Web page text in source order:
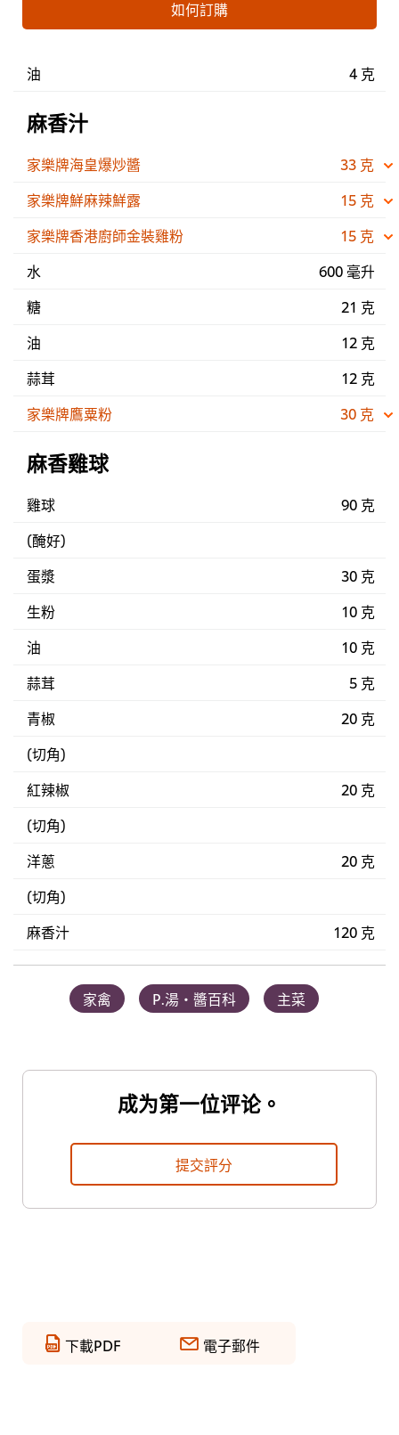
如何訂購
油 4 克
麻香汁
家樂牌海皇爆炒醬
33 克
家樂牌鮮麻辣鮮露
15 克
家樂牌香港廚師金裝雞粉
15 克
水
600 毫升
糖
21 克
油
12 克
蒜茸
12 克
家樂牌鷹粟粉
30 克
麻香雞球
雞球
90 克
(醃好)
蛋漿
30 克
生粉
10 克
油
10 克
蒜茸
5 克
青椒
20 克
(切角)
紅辣椒
20 克
(切角)
洋蔥
20 克
(切角)
麻香汁
120 克
家禽 P.湯‧醬百科 主菜
成为第一位评论。
提交評分
下載PDF 電子郵件